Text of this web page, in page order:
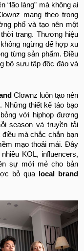
“lão làng” mà không ai
mang theo trong
phố và tạo nên một
trang. Thương hiệu
ngừng để hợp xu
từng sản phẩm. Điều
bộ sưu tập độc đáo và
Clownz luôn tạo nên
Những thiết kế táo bạo
với hiphop đương
season và truyền tải
điều mà chắc chắn bạn
mạo thoải mái. Đây
KOL, influencers,
sự mới mẻ cho bản
bỏ qua
local brand